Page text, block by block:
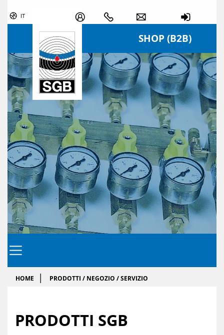
IT
SHOP (B2B)
HOME PRODOTTI / NEGOZIO / SERVIZIO
PRO­DOTTI SGB